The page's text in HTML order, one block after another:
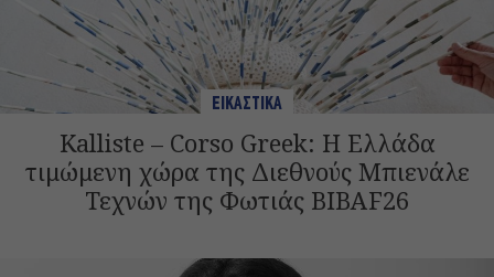
ΕΙΚΑΣΤΙΚΑ
Kalliste – Corso Greek: Η Ελλάδα
τιμώμενη χώρα της Διεθνούς Μπιενάλε
Τεχνών της Φωτιάς BIBAF26